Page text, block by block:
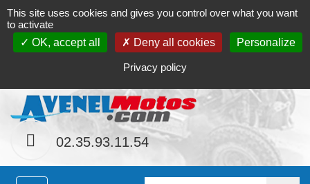
Contact Le magasin Mon compte
02.35.93.11.54
This site uses cookies and gives you control over what you want
to activate
OK, accept all
Deny all cookies Personalize
Privacy policy